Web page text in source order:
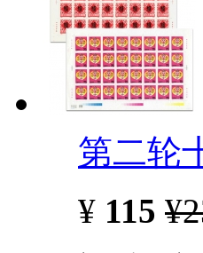
第二轮
¥ 115